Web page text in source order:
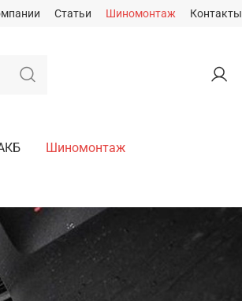
Статьи Шиномонтаж Контакты
Шиномонтаж